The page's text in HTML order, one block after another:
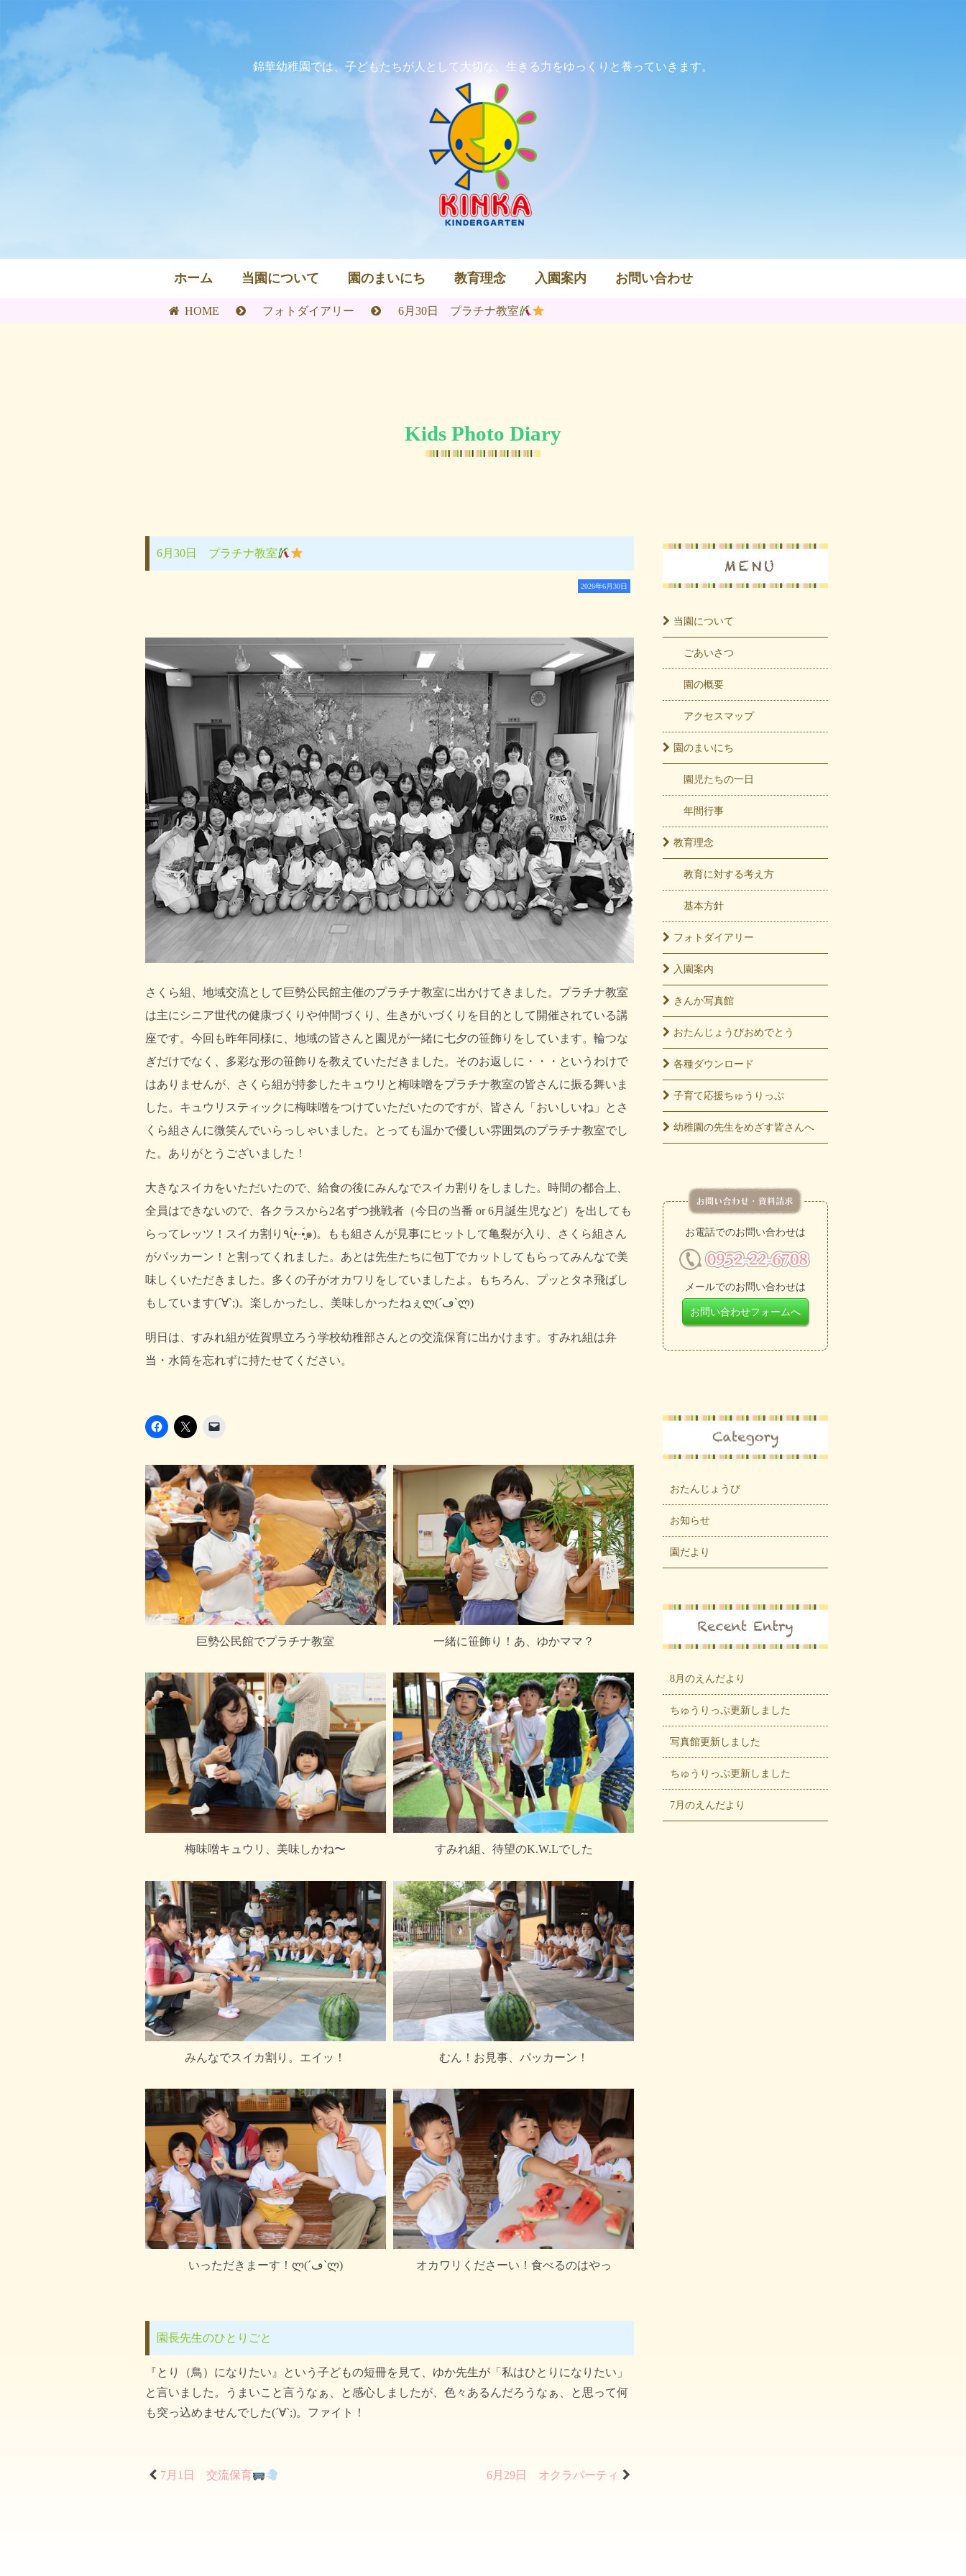
錦華幼稚園では、子どもたちが人として大切な、生きる力をゆっくりと養っていきます。
ホーム 当園について 園のまいにち 教育理念 入園案内 お問い合わせ
HOME フォトダイアリー 6月30日 プラチナ教室
Kids Photo Diary
6月30日 プラチナ教室
2026年6月30日
さくら組、地域交流として巨勢公民館主催のプラチナ教室に出かけてきました。プラチナ教室
は主にシニア世代の健康づくりや仲間づくり、生きがいづくりを目的として開催されている講
座です。今回も昨年同様に、地域の皆さんと園児が一緒に七夕の笹飾りをしています。輪つな
ぎだけでなく、多彩な形の笹飾りを教えていただきました。そのお返しに・・・というわけで
はありませんが、さくら組が持参したキュウリと梅味噌をプラチナ教室の皆さんに振る舞いま
した。キュウリスティックに梅味噌をつけていただいたのですが、皆さん「おいしいね」とさ
くら組さんに微笑んでいらっしゃいました。とっても温かで優しい雰囲気のプラチナ教室でし
た。ありがとうございました！
大きなスイカをいただいたので、給食の後にみんなでスイカ割りをしました。時間の都合上、
全員はできないので、各クラスから2名ずつ挑戦者（今日の当番 or 6月誕生児など）を出しても
らってレッツ！スイカ割り٩(•̤̀ᵕ•̤́๑)。もも組さんが見事にヒットして亀裂が入り、さくら組さん
がパッカーン！と割ってくれました。あとは先生たちに包丁でカットしてもらってみんなで美
味しくいただきました。多くの子がオカワリをしていましたよ。もちろん、プッとタネ飛ばし
もしています(´∀`;)。楽しかったし、美味しかったねぇლ(´ڡ`ლ)
明日は、すみれ組が佐賀県立ろう学校幼稚部さんとの交流保育に出かけます。すみれ組は弁
当・水筒を忘れずに持たせてください。
巨勢公民館でプラチナ教室 一緒に笹飾り！あ、ゆかママ？
梅味噌キュウリ、美味しかね〜 すみれ組、待望のK.W.Lでした
みんなでスイカ割り。エイッ！ むん！お見事、パッカーン！
いっただきまーす！ლ(´ڡ`ლ) オカワリくださーい！食べるのはやっ
園長先生のひとりごと
『とり（鳥）になりたい』という子どもの短冊を見て、ゆか先生が「私はひとりになりたい」
と言いました。うまいこと言うなぁ、と感心しましたが、色々あるんだろうなぁ、と思って何
も突っ込めませんでした(´∀`;)。ファイト！
7月1日 交流保育 6月29日 オクラパーティ
当園について
ごあいさつ
園の概要
アクセスマップ
園のまいにち
園児たちの一日
年間行事
教育理念
教育に対する考え方
基本方針
フォト ダイアリー
入園案内
きんか写真館
おたんじょうびおめでとう
各種ダウンロード
子育て応援ちゅうりっぷ
幼稚園の先生をめざす皆さんへ
お電話でのお問い合わせは
メールでのお問い合わせは
お問い合わせフォームへ
おたんじょうび
お知らせ
園だより
8月のえんだより
ちゅうりっぷ更新しました
写真館更新しました
ちゅうりっぷ更新しました
7月のえんだより